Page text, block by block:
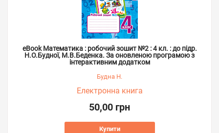
eBook Математика : робочий зошит №2 : 4 кл. : до підр.
Н.О.Будної, М.В.Беденка. За оновленою програмою з
інтерактивним додатком
Будна Н.
Електронна книга
50,00 грн
Купити